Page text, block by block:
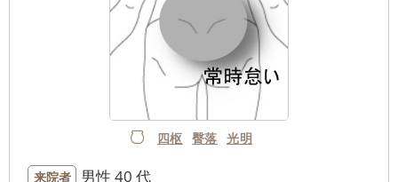
四枢 臀落 光明
来院者 男性 40 代